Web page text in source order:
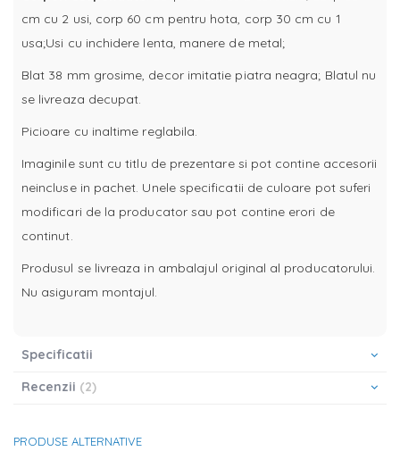
cm cu 2 usi, corp 60 cm pentru hota, corp 30 cm cu 1
usa;Usi cu inchidere lenta, manere de metal;
Blat 38 mm grosime, decor imitatie piatra neagra; Blatul nu
se livreaza decupat.
Picioare cu inaltime reglabila.
Imaginile sunt cu titlu de prezentare si pot contine accesorii
neincluse in pachet. Unele specificatii de culoare pot suferi
modificari de la producator sau pot contine erori de
continut.
Produsul se livreaza in ambalajul original al producatorului.
Nu asiguram montajul.
Specificatii
Recenzii
2
PRODUSE ALTERNATIVE